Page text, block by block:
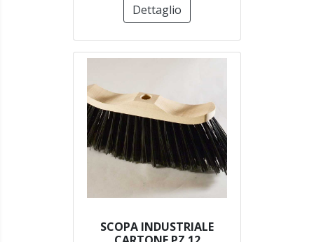
Dettaglio
SCOPA INDUSTRIALE